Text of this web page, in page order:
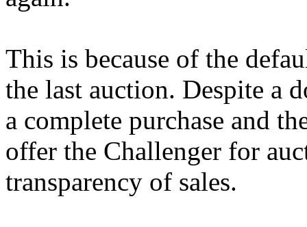
This is because of the
the last auction. Despite a
a complete purchase and
offer the Challenger for
transparency of sales.